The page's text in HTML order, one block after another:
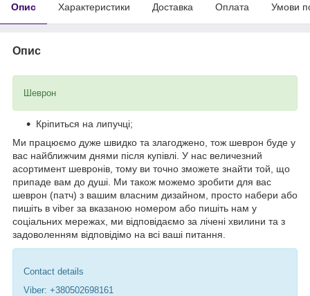
Опис Характеристики Доставка Оплата Умови
Опис
Шеврон
Кріпиться на липучці;
Ми працюємо дуже швидко та злагоджено, тож шеврон буде у
вас найближчим днями після купівлі. У нас величезний
асортимент шевронів, тому ви точно зможете знайти той, що
припаде вам до душі. Ми також можемо зробити для вас
шеврон (патч) з вашим власним дизайном, просто набери або
пишіть в viber за вказаною номером або пишіть нам у
соціальних мережах, ми відповідаємо за лічені хвилини та з
задоволенням відповідімо на всі ваші питання.
Contact details
Viber: +380502698161